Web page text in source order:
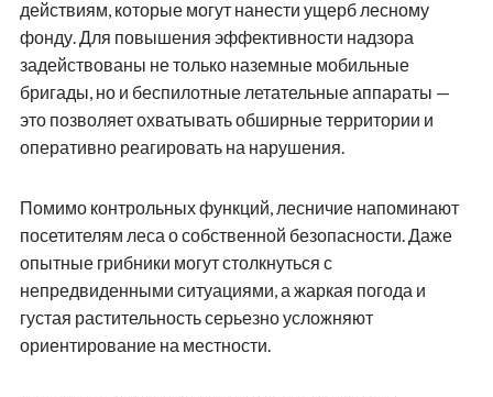
действиям, которые могут нанести ущерб лесному
фонду. Для повышения эффективности надзора
задействованы не только наземные мобильные
бригады, но и беспилотные летательные аппараты —
это позволяет охватывать обширные территории и
оперативно реагировать на нарушения.
Помимо контрольных функций, лесничие напоминают
посетителям леса о собственной безопасности. Даже
опытные грибники могут столкнуться с
непредвиденными ситуациями, а жаркая погода и
густая растительность серьезно усложняют
ориентирование на местности.